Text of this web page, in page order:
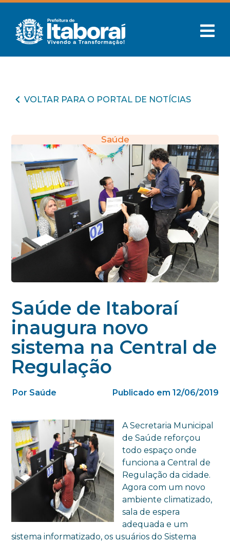
VOLTAR PARA O PORTAL DE NOTÍCIAS
Saúde
Saúde de Itaboraí
inaugura novo
sistema na Central de
Regulação
Por Saúde Publicado em 12/06/2019
A Secretaria Municipal
de Saúde reforçou
todo espaço onde
funciona a Central de
Regulação da cidade.
Agora com um novo
ambiente climatizado,
sala de espera
adequada e um
sistema informatizado, os usuários do Sistema